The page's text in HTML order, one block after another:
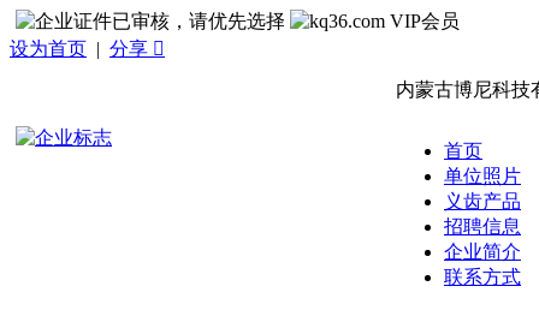
设为首页 | 分享 
内蒙古博尼科技
首页
单位照片
义齿产品
招聘信息
企业简介
联系方式